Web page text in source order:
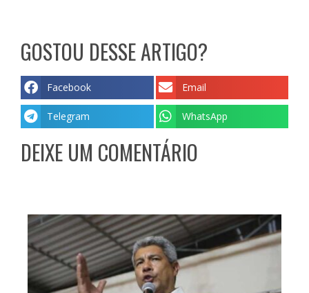
GOSTOU DESSE ARTIGO?
Facebook Email
Telegram WhatsApp
DEIXE UM COMENTÁRIO